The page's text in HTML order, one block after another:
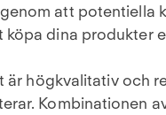
att potentiella
köpa dina produkter
är högkvalitativ och
Kombinationen